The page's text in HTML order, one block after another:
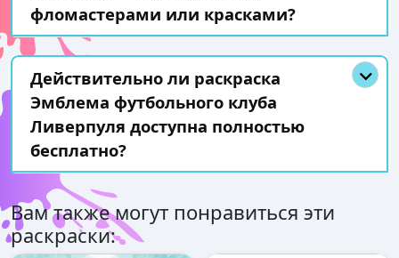
фломастерами или красками?
Действительно ли раскраска
Эмблема футбольного клуба
Ливерпуля доступна полностью
бесплатно?
Вам также могут понравиться эти
раскраски: